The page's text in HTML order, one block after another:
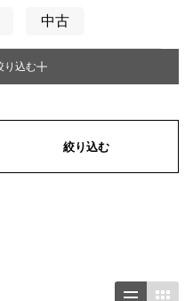
中古
男女兼用
り込む
絞り込む